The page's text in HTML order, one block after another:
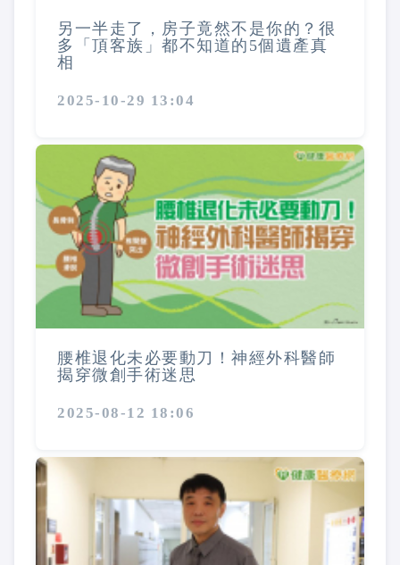
另一半走了，房子竟然不是你的？很
多「頂客族」都不知道的5個遺產真
相
2025-10-29 13:04
腰椎退化未必要動刀！神經外科醫師
揭穿微創手術迷思
2025-08-12 18:06